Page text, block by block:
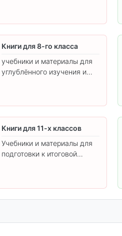
Книги для 8-го класса
учебники и материалы для
углублённого изучения и
Книги для 11-х классов
Учебники и материалы для
подготовки к итоговой